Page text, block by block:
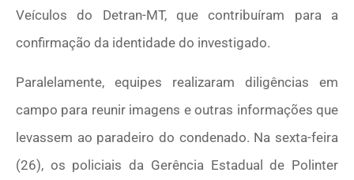
Veículos do Detran-MT, que contribuíram para a
confirmação da identidade do investigado.
Paralelamente, equipes realizaram diligências em
campo para reunir imagens e outras informações que
levassem ao paradeiro do condenado. Na sexta-feira
(26), os policiais da Gerência Estadual de Polinter